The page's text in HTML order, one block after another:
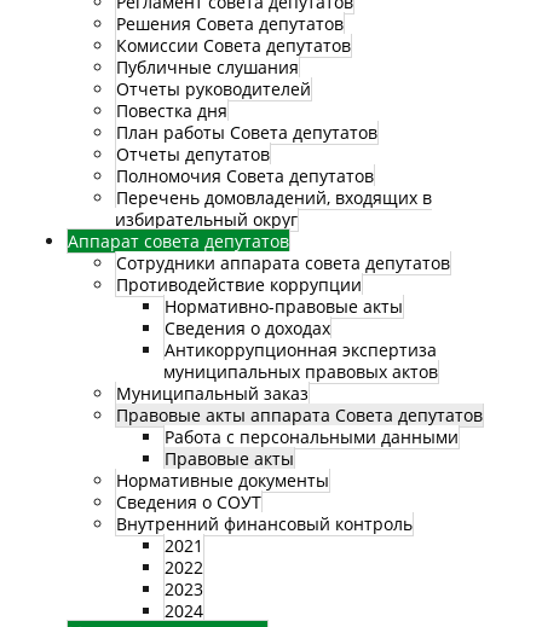
Решения Совета депутатов
Комиссии Совета депутатов
Публичные слушания
Отчеты руководителей
Повестка дня
План работы Совета депутатов
Отчеты депутатов
Полномочия Совета депутатов
Перечень домовладений, входящих в
избирательный округ
Аппарат совета депутатов
Сотрудники аппарата совета депутатов
Противодействие коррупции
Нормативно-правовые акты
Сведения о доходах
Антикоррупционная экспертиза
муниципальных правовых актов
Муниципальный заказ
Правовые акты аппарата Совета депутатов
Работа с персональными данными
Правовые акты
Нормативные документы
Сведения о СОУТ
Внутренний финансовый контроль
2021
2022
2023
2024